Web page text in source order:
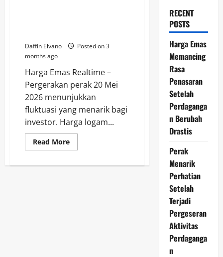
Daffin Elvano
Posted on 3
months ago
Harga Emas Realtime –
Pergerakan perak 20 Mei
2026 menunjukkan
fluktuasi yang menarik bagi
investor. Harga logam...
Read MoreRead
more
Harga
RECENT
POSTS
Harga Emas
Memancing
Rasa
Penasaran
Setelah
Perdaganga
n Berubah
Drastis
Perak
Menarik
Perhatian
Setelah
Terjadi
Pergeseran
Aktivitas
Perdaganga
n